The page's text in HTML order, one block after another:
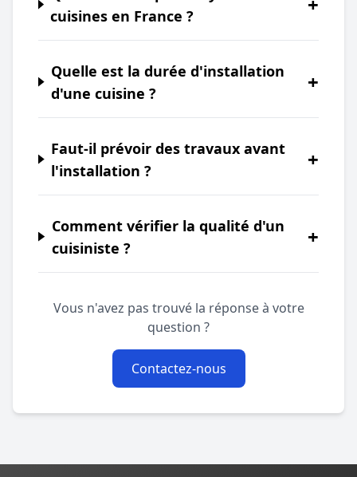
cuisines en France ?
Quelle est la durée d'installation
d'une cuisine ?
+
Faut-il prévoir des travaux avant
l'installation ?
+
Comment vérifier la qualité d'un
cuisiniste ?
+
Vous n'avez pas trouvé la réponse à votre
question ?
Contactez-nous